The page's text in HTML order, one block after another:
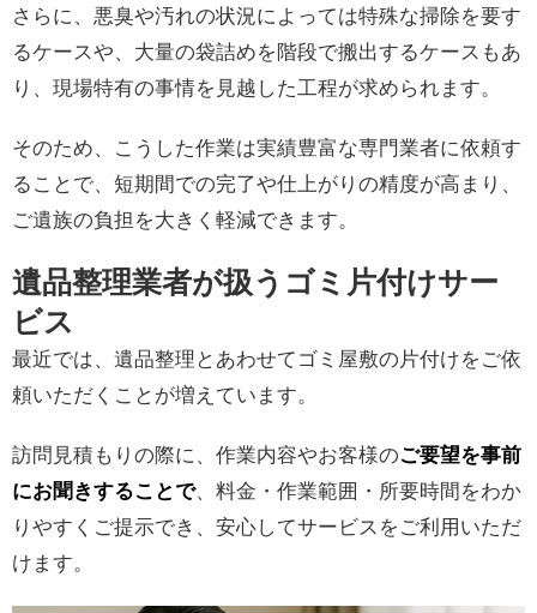
さらに、悪臭や汚れの状況によっては特殊な掃除を要す
るケースや、大量の袋詰めを階段で搬出するケースもあ
り、現場特有の事情を見越した工程が求められます。
そのため、こうした作業は実績豊富な専門業者に依頼す
ることで、短期間での完了や仕上がりの精度が高まり、
ご遺族の負担を大きく軽減できます。
遺品整理業者が扱うゴミ片付けサー
ビス
最近では、遺品整理とあわせてゴミ屋敷の片付けをご依
頼いただくことが増えています。
訪問見積もりの際に、作業内容やお客様のご要望を事前
にお聞きすることで、料金・作業範囲・所要時間をわか
りやすくご提示でき、安心してサービスをご利用いただ
けます。